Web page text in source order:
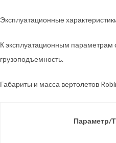
Эксплуатационные
К эксплуатационным параметрам
грузоподъемность.
Габариты и масса вертолетов
Параметр/